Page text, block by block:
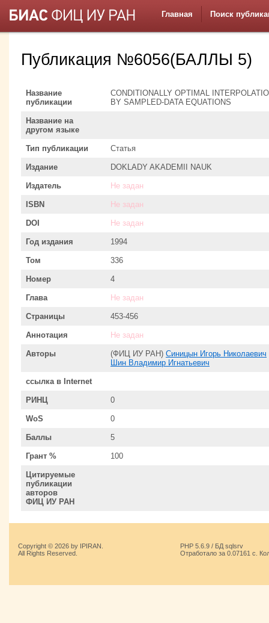
Главная Поиск
Публикация №6056(БАЛЛЫ 5)
Название
публикации
CONDITIONALLY OPTIMAL
BY SAMPLED-DATA EQUATIONS
Название на
другом языке
Тип публикации Статья
Издание DOKLADY AKADEMII NAUK
Издатель Не задан
ISBN Не задан
DOI Не задан
Год издания 1994
Том 336
Номер 4
Глава Не задан
Страницы 453-456
Аннотация Не задан
Авторы (ФИЦ ИУ РАН) Синицын Игорь Николаевич
Шин Владимир Игнатьевич
ссылка в Internet
РИНЦ 0
WoS 0
Баллы 5
Грант % 100
Цитируемые
публикации
авторов
ФИЦ ИУ РАН
Copyright © 2026 by IPIRAN.
All Rights Reserved.
PHP 5.6.9 / БД sqlsrv
Отработало за 0.07161 с.